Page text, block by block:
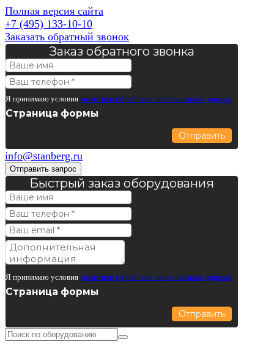
Полная версия сайта
+7 (495) 133-10-10
Заказать обратный звонок
Заказ обратного звонка
Я принимаю условия политики обработки персональных данных
Страница формы
Отправить
info@stanberg.ru
Отправить запрос
Быстрый заказ оборудования
Я принимаю условия политики обработки персональных данных
Страница формы
Отправить